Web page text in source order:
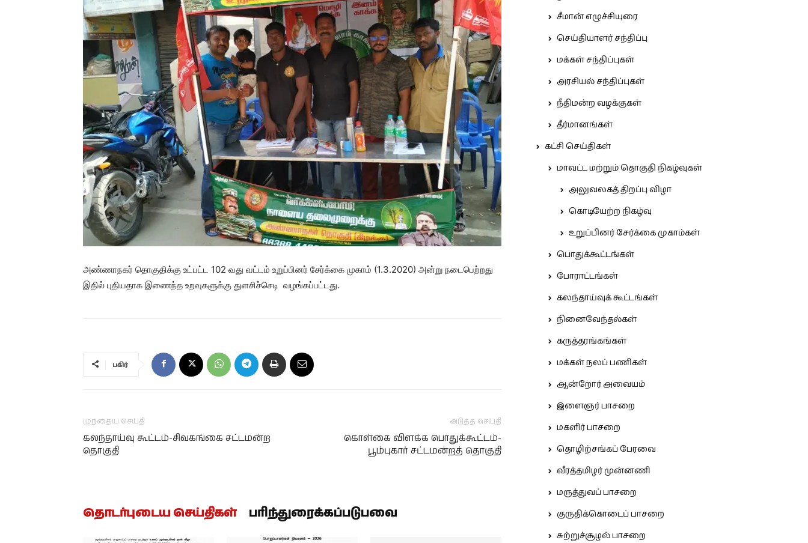
அண்ணாநகர் தொகுதிக்கு உட்பட்ட 102 வது வட்டம் உறுப்பினர் சேர்க்கை முகாம் (1.3.2020) அன்று நடைபெற்றது
இதில் புதியதாக இணைந்த உறவுகளுக்கு துளசிச்செடி வழங்கப்பட்டது.
பகிர்
முந்தைய செய்தி
கலந்தாய்வு கூட்டம்-சிவகங்கை சட்டமன்ற
தொகுதி
அடுத்த செய்தி
கொள்கை விளக்க பொதுக்கூட்டம்-
பூம்புகார் சட்டமன்றத் தொகுதி
தொடர்புடைய செய்திகள் பரிந்துரைக்கப்படுபவை
சீமான் எழுச்சியுரை
செய்தியாளர் சந்திப்பு
மக்கள் சந்திப்புகள்
அரசியல் சந்திப்புகள்
நீதிமன்ற வழக்குகள்
தீர்மானங்கள்
கட்சி செய்திகள்
மாவட்ட மற்றும் தொகுதி நிகழ்வுகள்
அலுவலகத் திறப்பு விழா
கொடியேற்ற நிகழ்வு
உறுப்பினர் சேர்க்கை முகாம்கள்
பொதுக்கூட்டங்கள்
போராட்டங்கள்
கலந்தாய்வுக் கூட்டங்கள்
நினைவேந்தல்கள்
கருத்தரங்கங்கள்
மக்கள் நலப் பணிகள்
ஆன்றோர் அவையம்
இளைஞர் பாசறை
மகளிர் பாசறை
தொழிற்சங்கப் பேரவை
வீரத்தமிழர் முன்னணி
மருத்துவப் பாசறை
குருதிக்கொடைப் பாசறை
சுற்றுச்சூழல் பாசறை